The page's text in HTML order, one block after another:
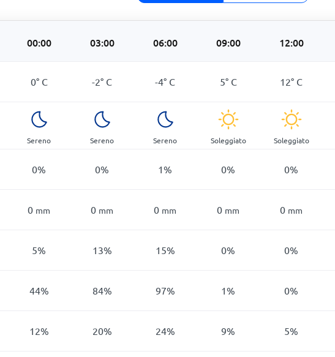
00:00 03:00 06:00 09:00 12:00
0° C -2° C -4° C 5° C 12° C
Sereno Sereno Sereno Soleggiato Soleggiato
0% 0% 1% 0% 0%
0 mm 0 mm 0 mm 0 mm 0 mm
5% 13% 15% 0% 0%
44% 84% 97% 1% 0%
12% 20% 24% 9% 5%